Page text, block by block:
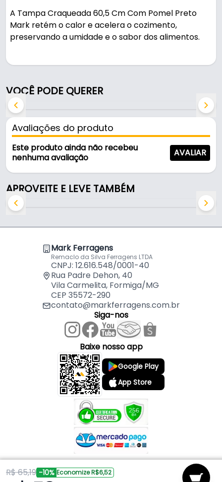
R$ 65,19 -10% Economize R$6,52
A Tampa Craqueada 60,5 Cm Com Pomel Preto
Mark retém o calor e acelera o cozimento,
preservando a umidade e o sabor dos alimentos.
Fabricada em Alumínio, é resistente e durável no
uso diário.
Características:
- Marca: Mark
- Modelo: Tampa Craqueada
- Material: Alumínio
- Diâmetro interno: 60,5 cm
- Diâmetro externa: 61 cm
01 Tampa Redonda de Alumínio 60,5 cm – MK
01 Pomel Preto
VOCÊ PODE QUERER
Avaliações do produto
Este produto ainda não recebeu
nenhuma avaliação
AVALIAR
APROVEITE E LEVE TAMBÉM
Mark Ferragens
Remaclo da Silva Ferragens LTDA
CNPJ: 12.616.548/0001-40
Rua Padre Dehon, 40
Vila Carmelita, Formiga/MG
CEP 35572-290
contato@markferragens.com.br
Siga-nos
Baixe nosso app
Google Play
App Store
Copyright © 2026 Mark Ferragens. Todos os direitos reservados.